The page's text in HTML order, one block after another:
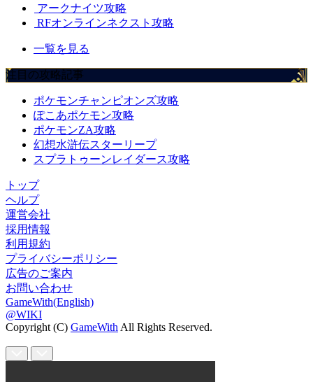
アークナイツ攻略
RFオンラインネクスト攻略
一覧を見る
注目の攻略記事
ポケモンチャンピオンズ攻略
ぽこあポケモン攻略
ポケモンZA攻略
幻想水滸伝スターリープ
スプラトゥーンレイダース攻略
トップ
ヘルプ
運営会社
採用情報
利用規約
プライバシーポリシー
広告のご案内
お問い合わせ
GameWith(English)
@WIKI
Copyright (C) GameWith All Rights Reserved.